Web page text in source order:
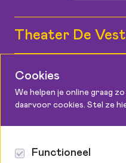
Theater De Vest
Vacatures
Steun ons
Informatie
Kaartverkoop
Contact
Canadaplein 2, 1811 KE
Cookies
We helpen je online graag
daarvoor cookies. Stel ze
Functioneel